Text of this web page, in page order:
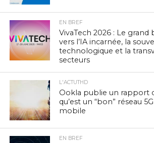
EN BREF
VivaTech 2026 : Le
vers l’IA incarnée, la
technologique et la
secteurs
L'ACTUTHD
Ookla publie un rapport
qu’est un “bon” réseau
mobile
EN BREF